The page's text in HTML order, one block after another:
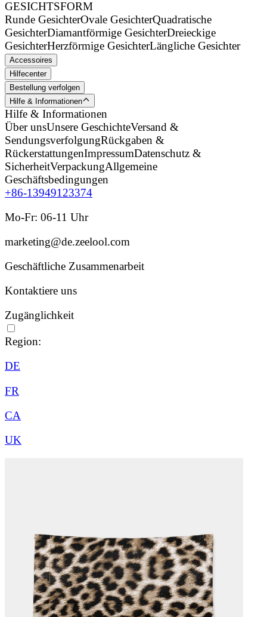
GESICHTSFORM
Runde GesichterOvale GesichterQuadratische
GesichterDiamantförmige GesichterDreieckige
GesichterHerzförmige GesichterLängliche Gesichter
Accessoires
Hilfecenter
Bestellung verfolgen
Hilfe & Informationen
Hilfe & Informationen
Über unsUnsere GeschichteVersand &
SendungsverfolgungRückgaben &
RückerstattungenImpressumDatenschutz &
SicherheitVerpackungAllgemeine
Geschäftsbedingungen
+86-13949123374
Mo-Fr: 06-11 Uhr
marketing@de.zeelool.com
Geschäftliche Zusammenarbeit
Kontaktiere uns
Zugänglichkeit
Region:
DE
FR
CA
UK